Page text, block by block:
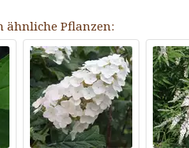
ähnliche Pflanzen: